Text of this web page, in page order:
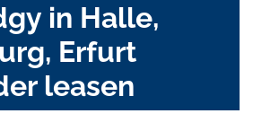
in Halle,
Erfurt
leasen